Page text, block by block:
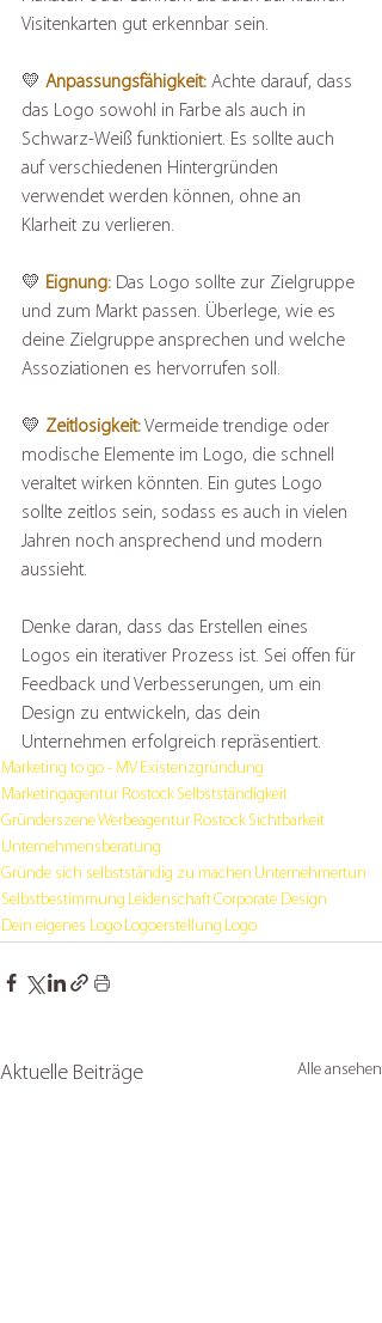
Visitenkarten gut erkennbar sein.
💛 Anpassungsfähigkeit: Achte darauf, dass
das Logo sowohl in Farbe als auch in
Schwarz-Weiß funktioniert. Es sollte auch
auf verschiedenen Hintergründen
verwendet werden können, ohne an
Klarheit zu verlieren.
💛 Eignung: Das Logo sollte zur Zielgruppe
und zum Markt passen. Überlege, wie es
deine Zielgruppe ansprechen und welche
Assoziationen es hervorrufen soll.
💛 Zeitlosigkeit: Vermeide trendige oder
modische Elemente im Logo, die schnell
veraltet wirken könnten. Ein gutes Logo
sollte zeitlos sein, sodass es auch in vielen
Jahren noch ansprechend und modern
aussieht.
Denke daran, dass das Erstellen eines
Logos ein iterativer Prozess ist. Sei offen für
Feedback und Verbesserungen, um ein
Design zu entwickeln, das dein
Unternehmen erfolgreich repräsentiert.
Marketing to go - MV Existenzgründung
Marketingagentur Rostock Selbstständigkeit
GründerszeneWerbeagentur Rostock Sichtbarkeit
Unternehmensberatung
Gründe sich selbstständig zu machen Unternehmertun
Selbstbestimmung LeidenschaftCorporate Design
Dein eigenes Logo Logoerstellung Logo
Aktuelle Beiträge Alle ansehen